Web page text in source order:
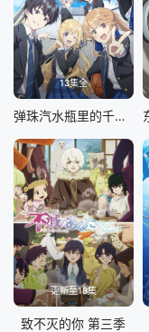
13集全
弹珠汽水瓶里的千岁同学
更新至18集
致不灭的你 第三季